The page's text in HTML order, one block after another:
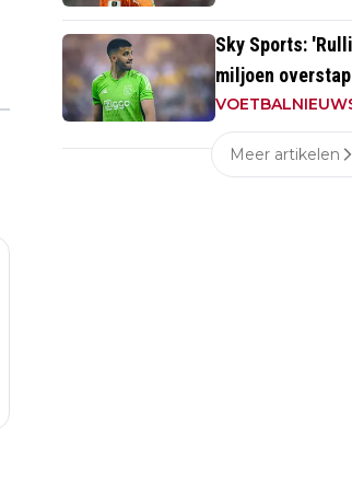
Sky Sports:
miljoen
Marseille naar
Meer artikelen